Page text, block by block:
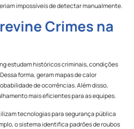
impossíveis de detectar manualmente.
Crimes na
estudam históricos criminais, condições
forma, geram mapas de calor
de ocorrências. Além disso,
mais eficientes para as equipes.
tecnologias para segurança pública
o sistema identifica padrões de roubos